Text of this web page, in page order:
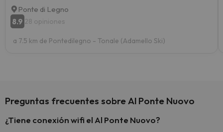
Ponte di Legno
8.9 28 opiniones
a 7.5 km de Pontedilegno - Tonale (Adamello Ski)
Preguntas frecuentes sobre Al Ponte Nuovo
¿Tiene conexión wifi el Al Ponte Nuovo?